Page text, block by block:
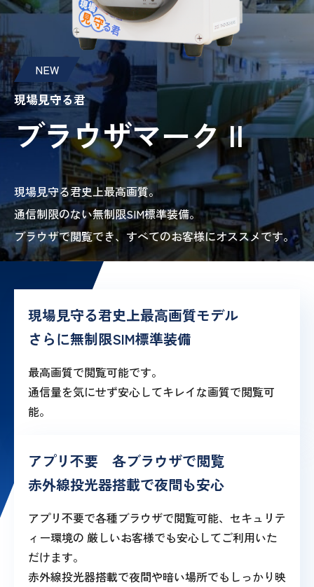
NEW
現場見守る君
ブラウザマーク II
現場見守る君史上最高画質。
通信制限のない無制限SIM標準装備。
ブラウザで閲覧でき、すべてのお客様にオススメです。
現場見守る君史上最高画質モデル
さらに無制限SIM標準装備
最高画質で閲覧可能です。
通信量を気にせず安心してキレイな画質で閲覧可
能。
アプリ不要 各ブラウザで閲覧
赤外線投光器搭載で夜間も安心
アプリ不要で各種ブラウザで閲覧可能、セキュリテ
ィー環境の 厳しいお客様でも安心してご利用いた
だけます。
赤外線投光器搭載で夜間や暗い場所でもしっかり映